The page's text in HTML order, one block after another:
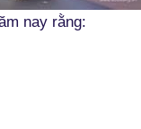
nay rằng: